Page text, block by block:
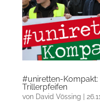
#uniretten-
Trillerpfeifen
von David Vössing